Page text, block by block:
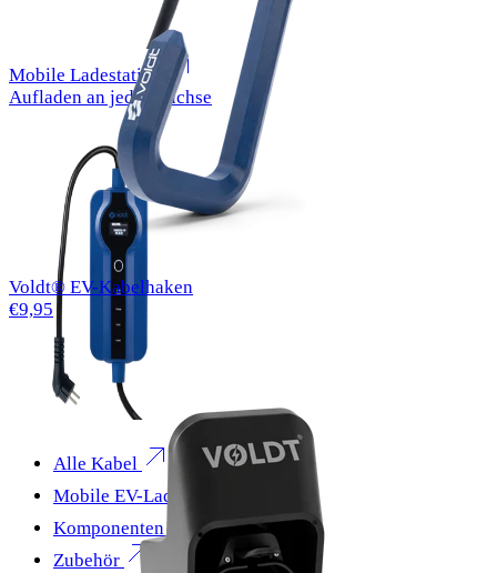
Mobile Ladestation
Aufladen an jeder Buchse
Alle Kabel
Mobile EV-Ladegeräte
Komponenten
Zubehör
Voldt® EV-Kabelhaken
€9,95